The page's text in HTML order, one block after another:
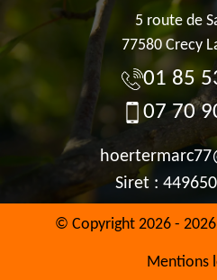
5 route de
77580 Crecy
01 85
07 70
Siret :
© Copyright 2026 -
Mentions